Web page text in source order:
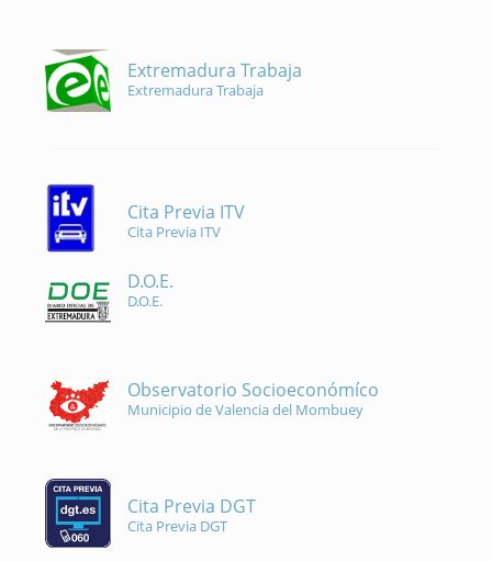
Extremadura Trabaja
Extremadura Trabaja
Cita Previa ITV
Cita Previa ITV
D.O.E.
D.O.E.
Observatorio Socioeconómíco
Municipio de Valencia del Mombuey
Cita Previa DGT
Cita Previa DGT